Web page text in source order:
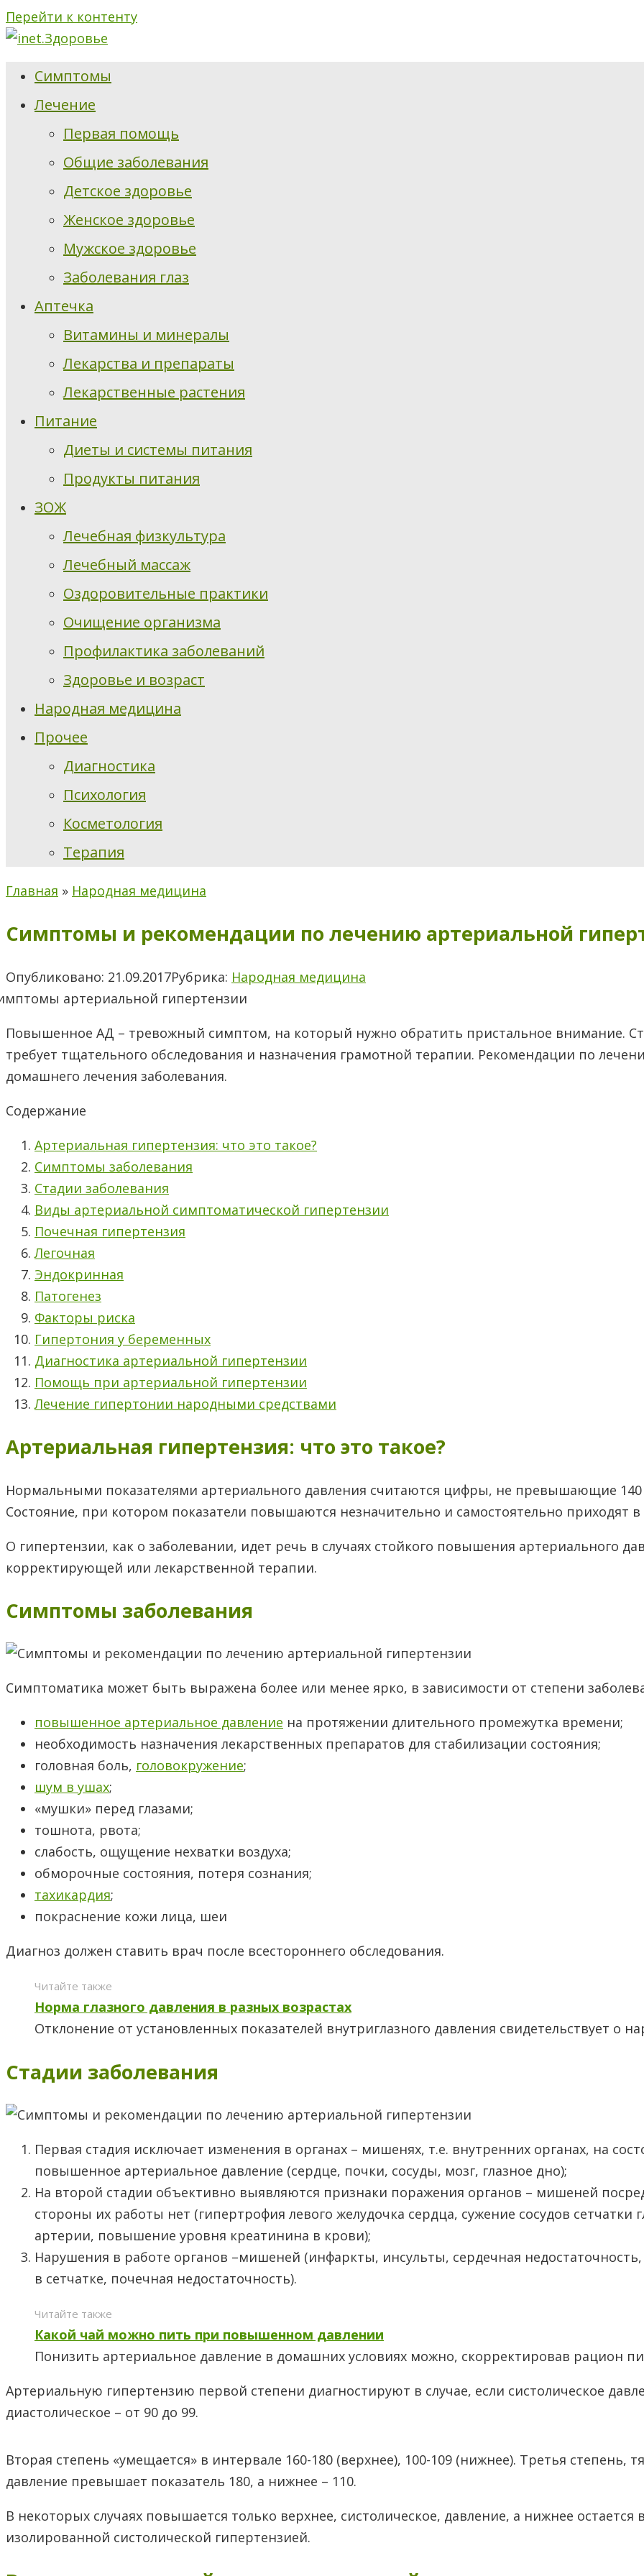
Перейти к контенту
Симптомы
Лечение
Первая помощь
Общие заболевания
Детское здоровье
Женское здоровье
Мужское здоровье
Заболевания глаз
Аптечка
Витамины и минералы
Лекарства и препараты
Лекарственные растения
Питание
Диеты и системы питания
Продукты питания
ЗОЖ
Лечебная физкультура
Лечебный массаж
Оздоровительные практики
Очищение организма
Профилактика заболеваний
Здоровье и возраст
Народная медицина
Прочее
Диагностика
Психология
Косметология
Терапия
Главная » Народная медицина
Симптомы и рекомендации по лечению артериальной
Опубликовано: 21.09.2017Рубрика: Народная медицина
Повышенное АД – тревожный симптом, на который нужно обратить пристальное внимание.
требует тщательного обследования и назначения грамотной терапии. Рекомендации по
домашнего лечения заболевания.
Содержание
Артериальная гипертензия: что это такое?
Симптомы заболевания
Стадии заболевания
Виды артериальной симптоматической гипертензии
Почечная гипертензия
Легочная
Эндокринная
Патогенез
Факторы риска
Гипертония у беременных
Диагностика артериальной гипертензии
Помощь при артериальной гипертензии
Лечение гипертонии народными средствами
Артериальная гипертензия: что это такое?
Нормальными показателями артериального давления считаются цифры, не превышающие 140
Состояние, при котором показатели повышаются незначительно и самостоятельно приходят в
О гипертензии, как о заболевании, идет речь в случаях стойкого повышения артериального
корректирующей или лекарственной терапии.
Симптомы заболевания
Симптоматика может быть выражена более или менее ярко, в зависимости от степени
повышенное артериальное давление на протяжении длительного промежутка времени;
необходимость назначения лекарственных препаратов для стабилизации состояния;
головная боль, головокружение;
шум в ушах;
«мушки» перед глазами;
тошнота, рвота;
слабость, ощущение нехватки воздуха;
обморочные состояния, потеря сознания;
тахикардия;
покраснение кожи лица, шеи
Диагноз должен ставить врач после всестороннего обследования.
Читайте также
Норма глазного давления в разных возрастах
Отклонение от установленных показателей внутриглазного давления свидетельствует о
Стадии заболевания
Первая стадия исключает изменения в органах – мишенях, т.е. внутренних органах, на
повышенное артериальное давление (сердце, почки, сосуды, мозг, глазное дно);
На второй стадии объективно выявляются признаки поражения органов – мишеней
стороны их работы нет (гипертрофия левого желудочка сердца, сужение сосудов сетчатки
артерии, повышение уровня креатинина в крови);
Нарушения в работе органов –мишеней (инфаркты, инсульты, сердечная
в сетчатке, почечная недостаточность).
Читайте также
Какой чай можно пить при повышенном давлении
Понизить артериальное давление в домашних условиях можно, скорректировав рацион
Артериальную гипертензию первой степени диагностируют в случае, если систолическое
диастолическое – от 90 до 99.
Вторая степень «умещается» в интервале 160-180 (верхнее), 100-109 (нижнее). Третья степень,
давление превышает показатель 180, а нижнее – 110.
В некоторых случаях повышается только верхнее, систолическое, давление, а нижнее
изолированной систолической гипертензией.